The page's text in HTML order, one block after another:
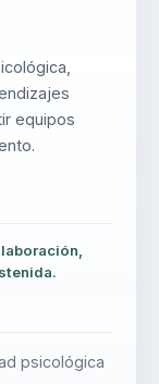
equipos
psicológica